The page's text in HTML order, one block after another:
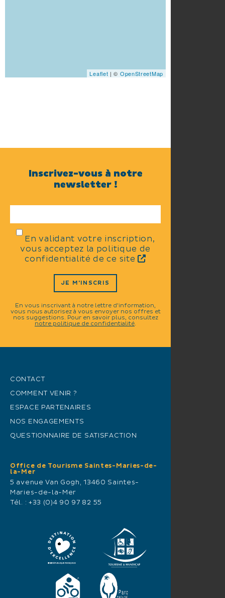
Leaflet | © OpenStreetMap
Inscrivez-vous à notre
newsletter !
En validant votre inscription,
vous acceptez la politique de
confidentialité de ce site
JE M'INSCRIS
En vous inscrivant à notre lettre d'information,
vous nous autorisez à vous envoyer nos offres et
nos suggestions. Pour en savoir plus, consultez
notre politique de confidentialité.
CONTACT
COMMENT VENIR ?
ESPACE PARTENAIRES
NOS ENGAGEMENTS
QUESTIONNAIRE DE SATISFACTION
Office de Tourisme Saintes-Maries-de-
la-Mer
5 avenue Van Gogh, 13460 Saintes-
Maries-de-la-Mer
Tél. : +33 (0)4 90 97 82 55